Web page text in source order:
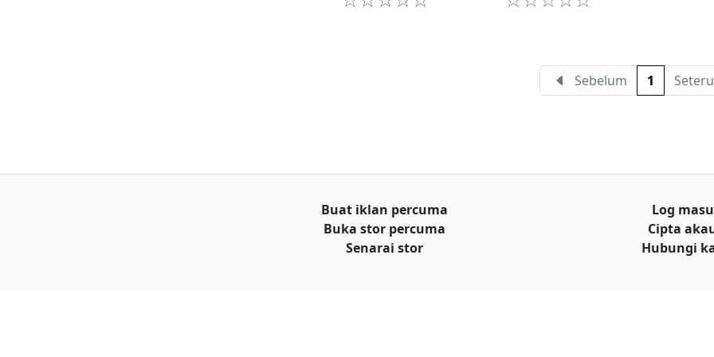
Sebelum 1
Buat iklan percuma
Buka stor percuma
Senarai stor
Log
Cipta
Hubungi